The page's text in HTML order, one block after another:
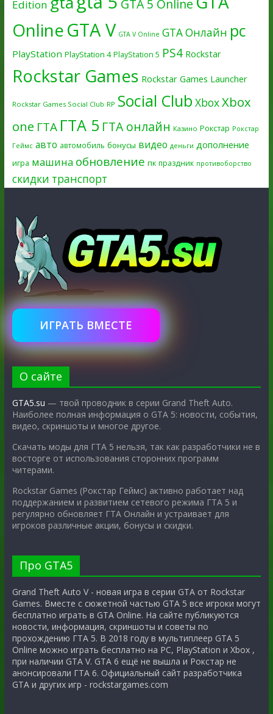
Edition GTA 5 Online
OnlineGTA V GTA V Online GTA Онлайн pc
PlayStation PlayStation 4 PlayStation 5 PS4 Rockstar
Rockstar Games Rockstar Games Launcher
Rockstar Games Social Club RP Social Club XboxXbox
one ГТА ГТА 5 ГТА онлайн Казино Рокстар Рокстар
Геймс авто автомобиль бонусы видео деньги дополнение
игра машина обновление пк праздник противоборство
скидки транспорт
ИГРАТЬ ВМЕСТЕ
О сайте
GTA5.su — твой проводник в серии Grand Theft Auto.
Наиболее полная информация о GTA 5: новости, события,
видео, скриншоты и многое другое.
Скачать моды для ГТА 5 нельзя, так как разработчики не в
восторге от использования сторонних программ
читерами.
Rockstar Games (Рокстар Геймс) активно работает над
поддержанием и развитием сетевого режима ГТА 5 и
регулярно обновляет ГТА Онлайн и устраивает для
игроков различные акции, бонусы и скидки.
Про GTA5
Grand Theft Auto V - новая игра в серии GTA от Rockstar
Games. Вместе с сюжетной частью GTA 5 все игроки могут
бесплатно играть в GTA Online. На сайте публикуются
новости, информация, скриншоты и советы по
прохождению ГТА 5. В 2018 году в мультиплеер GTA 5
Online можно играть бесплатно на PC, PlayStation и Xbox ,
при наличии GTA V. GTA 6 ещё не вышла и Рокстар не
анонсировали ГТА 6. Официальный сайт разработчика
GTA и других игр - rockstargames.com